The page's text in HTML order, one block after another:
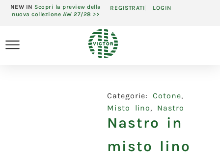
NEW IN Scopri la preview della
nuova collezione AW 27/28 >>
REGISTRATI LOGIN
Categorie:Cotone,
Misto lino, Nastro
Nastro in
misto lino